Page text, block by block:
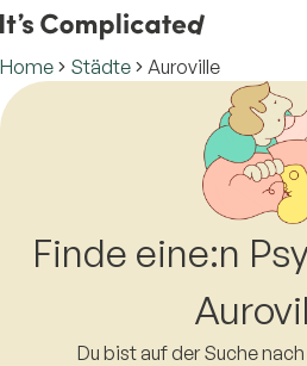
Home Städte Auroville
Finde eine:n
Du bist auf der Suche